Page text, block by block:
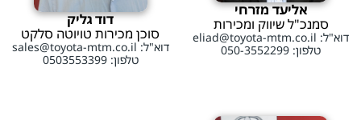
אליעד מזרחי
סמנכ"ל שיווק ומכירות
דוא"ל: eliad@toyota-mtm.co.il
טלפון: 050-3552299
דוד גליק
סוכן מכירות טויוטה סלקט
דוא"ל: sales@toyota-mtm.co.il
טלפון: 0503553399